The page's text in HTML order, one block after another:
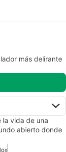
más delirante
la vida de una
abierto donde